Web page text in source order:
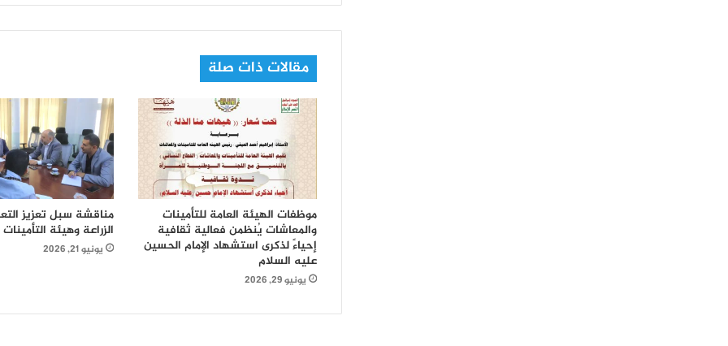
مقالات ذات صلة
موظفات الهيئة العامة للتأمينات
والمعاشات يُنظمن فعالية ثقافية
إحياءً لذكرى استشهاد الإمام الحسين
عليه السلام
يونيو 29, 2026
مناقشة سبل تعزيز
الزراعة وهيئة
يونيو 21, 2026